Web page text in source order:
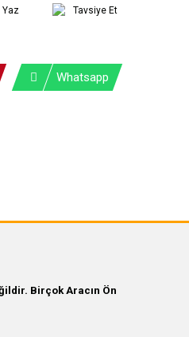
Yaz Tavsiye Et
Whatsapp
Birçok Aracın Ön